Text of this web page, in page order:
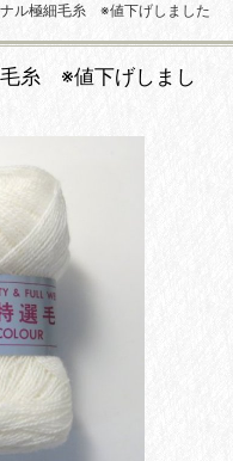
ル極細毛糸 ※値下げしました
糸 ※値下げしまし